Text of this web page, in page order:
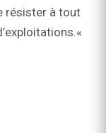
résister à tout